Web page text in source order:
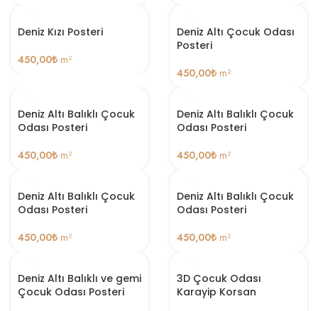
Deniz Kızı Posteri
450,00₺ m²
Deniz Altı Çocuk Odası
Posteri
450,00₺ m²
Deniz Altı Balıklı Çocuk
Odası Posteri
450,00₺ m²
Deniz Altı Balıklı Çocuk
Odası Posteri
450,00₺ m²
Deniz Altı Balıklı Çocuk
Odası Posteri
450,00₺ m²
Deniz Altı Balıklı Çocuk
Odası Posteri
450,00₺ m²
Deniz Altı Balıklı ve gemi
Çocuk Odası Posteri
3D Çocuk Odası
Karayip Korsan